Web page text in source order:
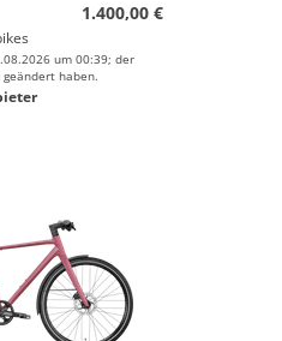
1.400,00 €
um 00:39; der
haben.